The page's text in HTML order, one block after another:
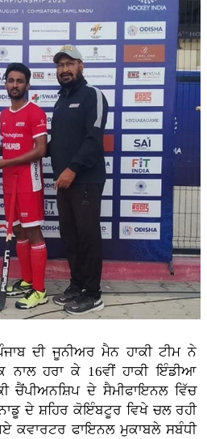
ਦੀ ਜੂਨੀਅਰ ਮੈਨ ਹਾਕੀ ਟੀਮ ਨੇ
ਨਾਲ ਹਰਾ ਕੇ 16ਵੀਂ ਹਾਕੀ ਇੰਡੀਆ
ਚੈਂਪੀਅਨਸ਼ਿਪ ਦੇ ਸੈਮੀਫਾਇਨਲ ਵਿੱਚ
ਦੇ ਸ਼ਹਿਰ ਕੋਇੰਬਟੂਰ ਵਿਖੇ ਚਲ ਰਹੀ
ਕਵਾਰਟਰ ਫਾਇਨਲ ਮੁਕਾਬਲੇ ਸਬੰਧੀ